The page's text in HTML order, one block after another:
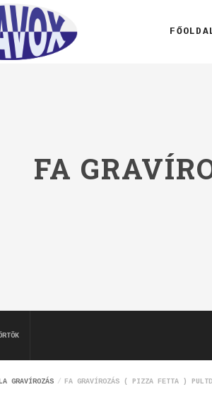
FA
GRAVÍROZÁS FA GRAVÍROZÁS ( PIZZA FETTA )